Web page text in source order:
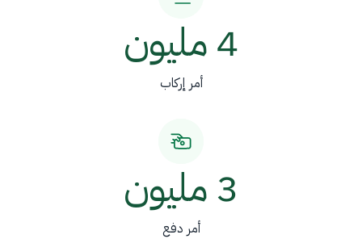
4 مليون
أمر إركاب
3 مليون
أمر دفع